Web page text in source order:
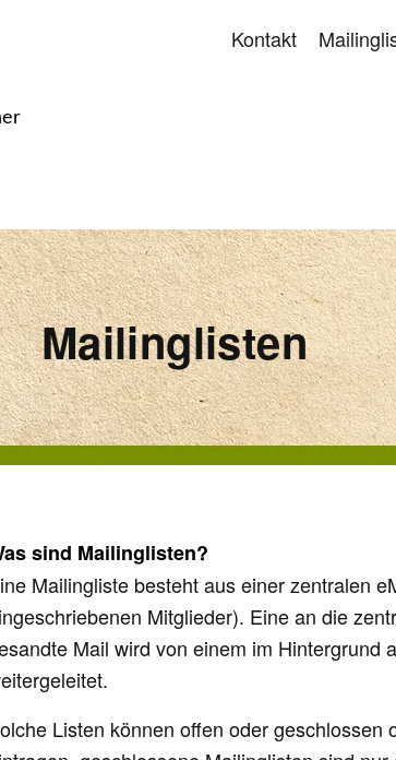
Kontakt
Mailinglisten
sind Mailinglisten?
Mailingliste besteht aus einer zentralen
Mitglieder). Eine an die
Mail wird von einem im Hintergrund
Listen können offen odergeschlossen